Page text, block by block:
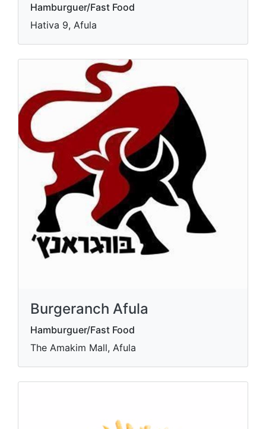
Hamburguer/Fast Food
Hativa 9, Afula
Burgeranch Afula
Hamburguer/Fast Food
The Amakim Mall, Afula